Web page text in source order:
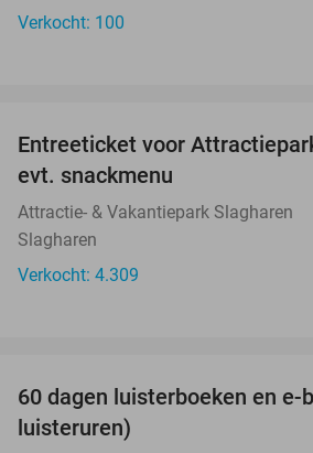
Verkocht: 100
Entreeticket voor
evt. snackmenu
Attractie- & Vakantiepark Slagharen
Slagharen
Verkocht: 4.309
60 dagen luisterboeken en e-
luisteruren)